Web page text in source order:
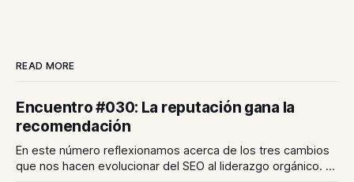
READ MORE
Encuentro #030: La reputación gana la
recomendación
En este número reflexionamos acerca de los tres cambios
que nos hacen evolucionar del SEO al liderazgo orgánico. En